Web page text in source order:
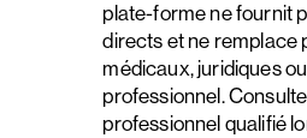
plate-forme ne fournit
directs et ne remplace
médicaux, juridiques
professionnel.
professionnel qualifié